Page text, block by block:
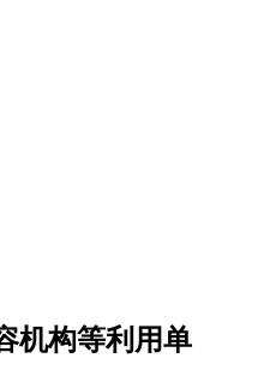
机构等利用单